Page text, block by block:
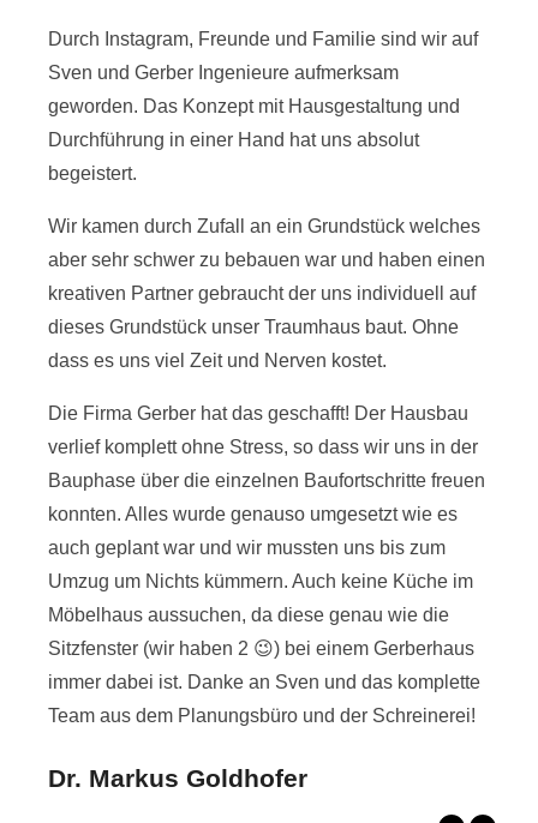
Durch Instagram, Freunde und Familie sind wir auf
Sven und Gerber Ingenieure aufmerksam
geworden. Das Konzept mit Hausgestaltung und
Durchführung in einer Hand hat uns absolut
begeistert.
Wir kamen durch Zufall an ein Grundstück welches
aber sehr schwer zu bebauen war und haben einen
kreativen Partner gebraucht der uns individuell auf
dieses Grundstück unser Traumhaus baut. Ohne
dass es uns viel Zeit und Nerven kostet.
Die Firma Gerber hat das geschafft! Der Hausbau
verlief komplett ohne Stress, so dass wir uns in der
Bauphase über die einzelnen Baufortschritte freuen
konnten. Alles wurde genauso umgesetzt wie es
auch geplant war und wir mussten uns bis zum
Umzug um Nichts kümmern. Auch keine Küche im
Möbelhaus aussuchen, da diese genau wie die
Sitzfenster (wir haben 2 😉) bei einem Gerberhaus
immer dabei ist. Danke an Sven und das komplette
Team aus dem Planungsbüro und der Schreinerei!
Dr. Markus Goldhofer